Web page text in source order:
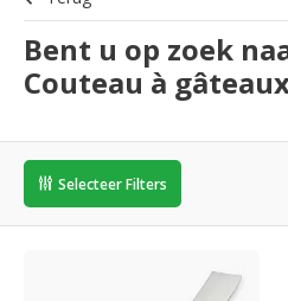
Bent u op zoek
Couteau à
Selecteer Filters